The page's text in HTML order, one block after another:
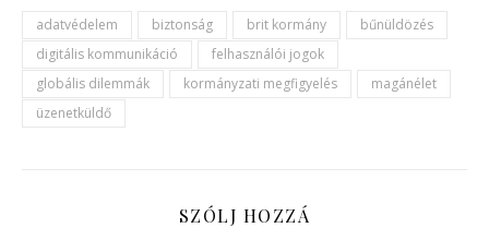
adatvédelem biztonság brit kormány
bűnüldözés
digitális kommunikáció
felhasználói jogok
globális dilemmák
kormányzati megfigyelés
magánélet
üzenetküldő
SZÓLJ HOZZÁ